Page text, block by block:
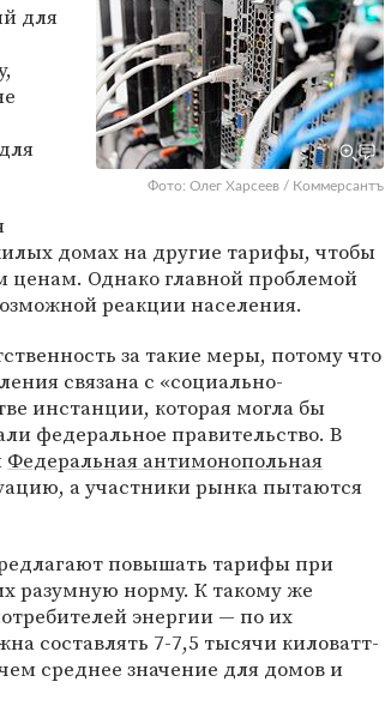
Фото: Олег Харсеев / Коммерсантъ
для
домах на другие тарифы, чтобы
Однако главной проблемой
реакции населения.
за такие меры, потому что
связана с «социально-
инстанции, которая могла бы
федеральное правительство. В
Федеральная антимонопольная
а участники рынка пытаются
повышать тарифы при
разумную норму. К такому же
энергии — по их
составлять 7-7,5 тысячи киловатт-
среднее значение для домов и